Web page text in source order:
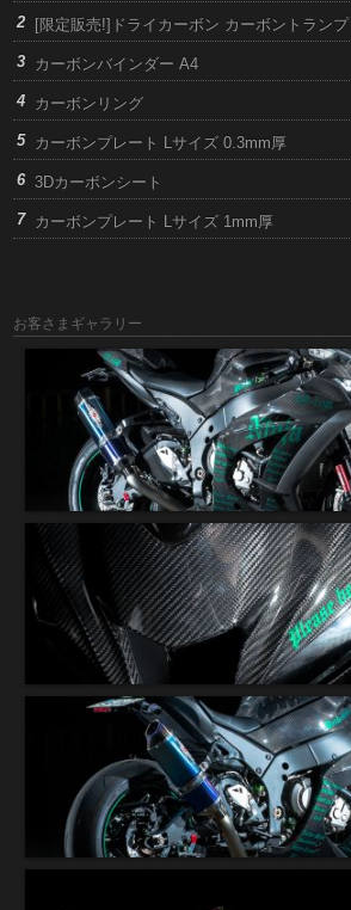
[限定販売!]ドライカーボン カーボントランプ
カーボンバインダー A4
カーボンリング
カーボンプレート Lサイズ 0.3mm厚
3Dカーボンシート
カーボンプレート Lサイズ 1mm厚
お客さまギャラリー